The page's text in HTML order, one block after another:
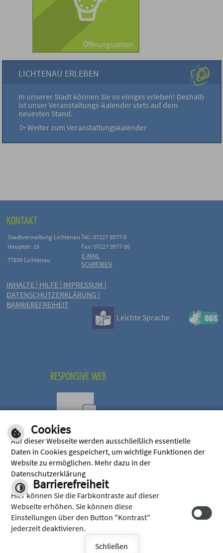
LICHTENAU ERLEBEN
In unserer Stadt können Sie so einiges erleben! Deshalb
ist unser Veranstaltungs-kalender stets auf dem
neuesten Stand.
Weiter zum Veranstaltungskalender
KONTAKT
Stadtverwaltung Lichtenau Tel.: 07227 9577-0
Hauptstr. 15
Fax: 07227 9577-95
77839 Lichtenau
E-MAIL
SCHREIBEN
INHALTE | HILFE | IMPRESSUM |
DATENSCHUTZERKLÄRUNG |
BARRIEREFREIHEIT
Leichte Sprache
RESPONSIVE WEB
Optimiert für mobile
Endgeräte
Cookies
Auf dieser Webseite werden ausschließlich essentielle
Daten in Cookies gespeichert, um wichtige Funktionen der
Website zu ermöglichen. Mehr dazu in der
Datenschutzerklärung
Barrierefreiheit
Hier können Sie die Farbkontraste auf dieser
Webseite erhöhen. Sie können diese
Einstellungen über den Button "Kontrast"
jederzeit deaktivieren.
Schließen